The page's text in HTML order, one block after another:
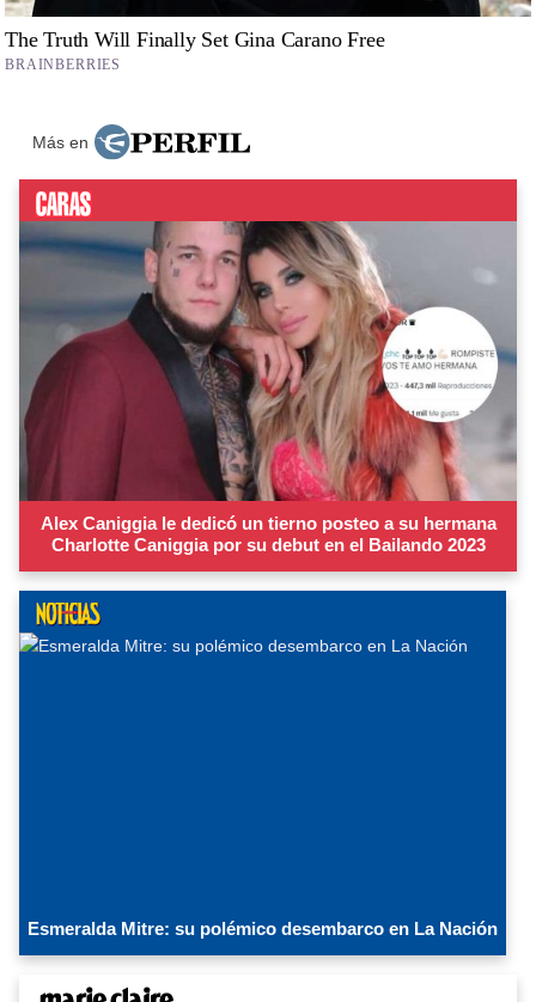
Más en
Alex Caniggia le dedicó un tierno posteo a su hermana
Charlotte Caniggia por su debut en el Bailando 2023
Esmeralda Mitre: su polémico desembarco en La Nación